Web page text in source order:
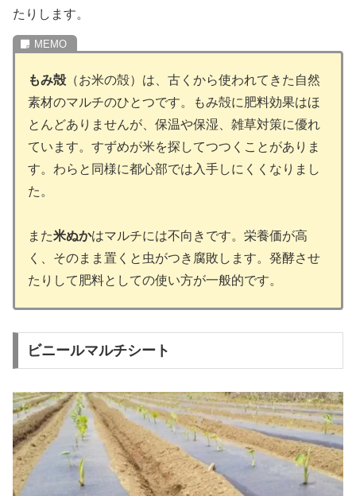
たりします。
もみ殻（お米の殻）は、古くから使われてきた自然
素材のマルチのひとつです。もみ殻に肥料効果はほ
とんどありませんが、保温や保湿、雑草対策に優れ
ています。すずめが米を探してつつくことがありま
す。わらと同様に都心部では入手しにくくなりまし
た。
また米ぬかはマルチには不向きです。栄養価が高
く、そのまま置くと虫がつき腐敗します。発酵させ
たりして肥料としての使い方が一般的です。
ビニールマルチシート